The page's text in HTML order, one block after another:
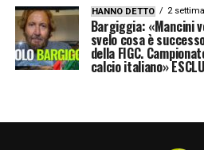
HANNO DETTO 2
Bargiggia: «Mancini
svelo cosa è
della FIGC.
calcio italiano»